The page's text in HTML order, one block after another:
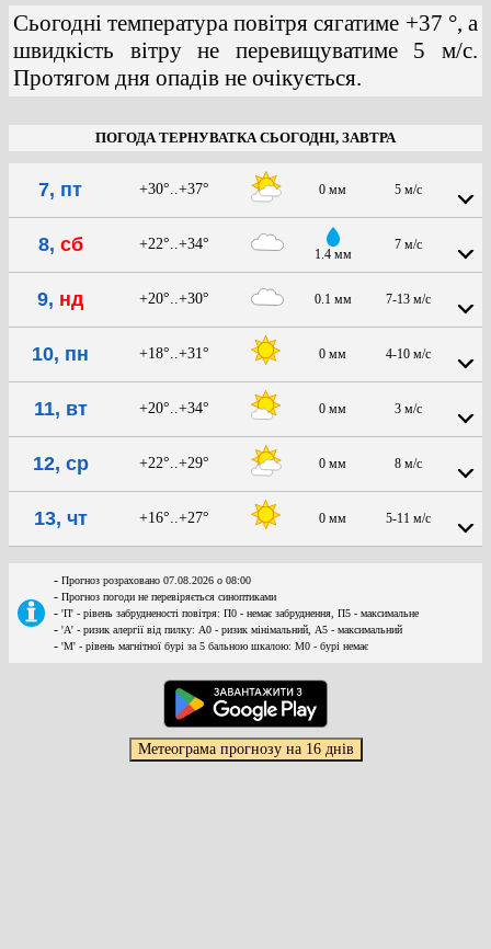
Сьогодні температура повітря сягатиме +37 °, а
швидкість вітру не перевищуватиме 5 м/с.
Протягом дня опадів не очікується.
ПОГОДА ТЕРНУВАТКА СЬОГОДНІ, ЗАВТРА
7, пт +30°..+37° 0 мм 5 м/с
8, сб +22°..+34°
1.4 мм
7 м/с
9, нд +20°..+30° 0.1 мм 7-13 м/с
10, пн +18°..+31° 0 мм 4-10 м/с
11, вт +20°..+34° 0 мм 3 м/с
12, ср +22°..+29° 0 мм 8 м/с
13, чт +16°..+27° 0 мм 5-11 м/с
- Прогноз розраховано 07.08.2026 о 08:00
- Прогноз погоди не перевіряється синоптиками
- 'П' - рівень забрудненості повітря: П0 - немає забруднення, П5 - максимальне
- 'А' - ризик алергії від пилку: А0 - ризик мінімальний, А5 - максимальний
- 'М' - рівень магнітної бурі за 5 бальною шкалою: M0 - бурі немає